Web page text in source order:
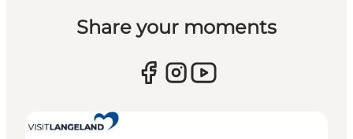
Share your moments